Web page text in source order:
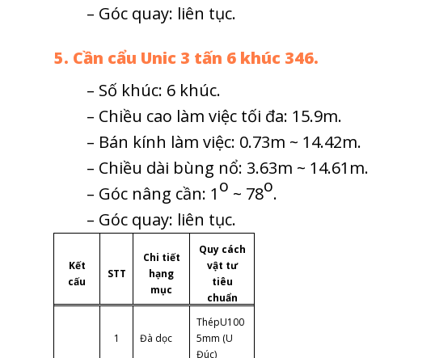
– Góc quay: liên tục.
5. Cần cẩu Unic 3 tấn 6 khúc 346.
– Số khúc: 6 khúc.
– Chiều cao làm việc tối đa: 15.9m.
– Bán kính làm việc: 0.73m ~ 14.42m.
– Chiều dài bùng nổ: 3.63m ~ 14.61m.
– Góc nâng cần: 1o ~ 78o.
– Góc quay: liên tục.
Kết
cấu
STT
Chi tiết
hạng
mục
Quy cách
vật tư
tiêu
chuẩn
1 Đà dọc
ThépU100
5mm (U
Đúc)